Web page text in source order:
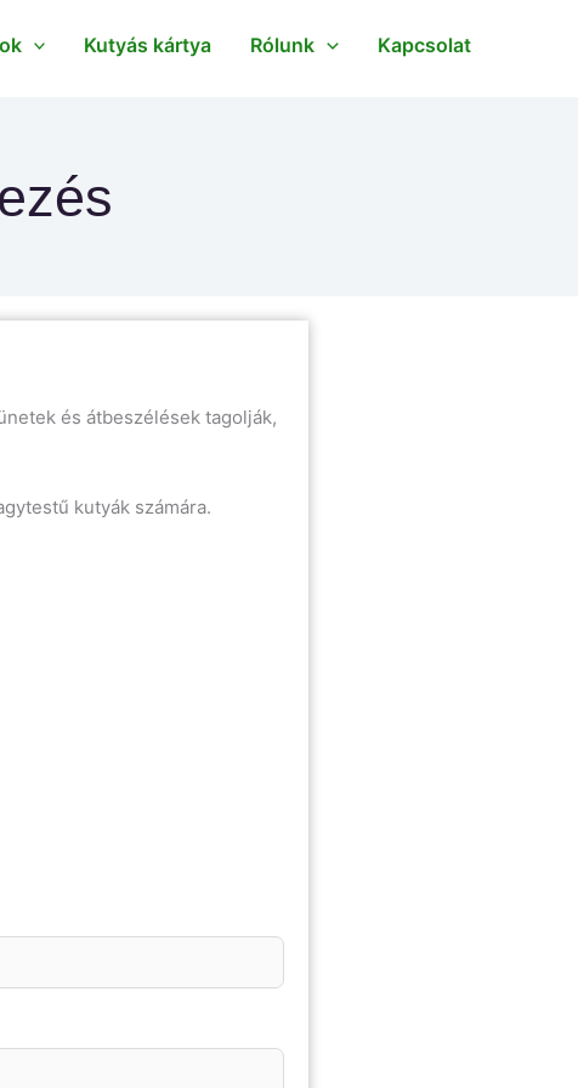
Kutyás kártya Rólunk Kapcsolat
és átbeszélések tagolják,
kutyák számára.